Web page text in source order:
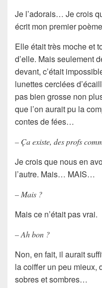
Je l’adorais… Je crois
écrit mon premier
Elle était très moche et
d’elle. Mais seulement
devant, c’était
lunettes cerclées
pas bien grosse non
que l’on aurait pu la
contes de fées…
– Ça existe, des profs
Je crois que nous en
l’autre. Mais… MAIS…
– Mais ?
Mais ce n’était pas vrai.
– Ah bon ?
Non, en fait, il aurait
la coiffer un peu mieux,
sobres et sombres…